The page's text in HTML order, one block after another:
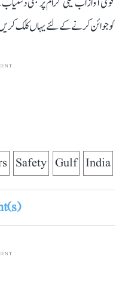
کو جوائن کرنے کے لئے یہاں کلک
India
Gulf
Safety